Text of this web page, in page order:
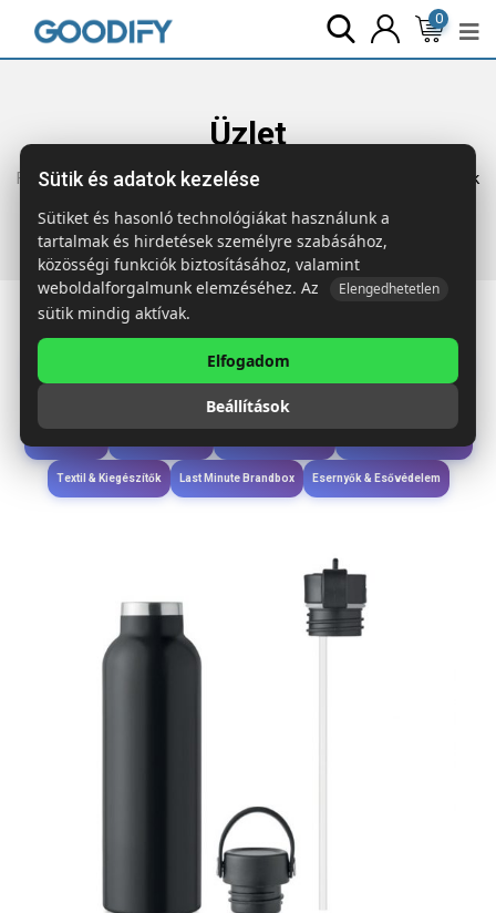
0
Üzlet
Főoldal Termékek Étkezés & Ivás
BOALI Duplafalú palack
700 ml
Étkezés & Ivás
Wellness & Ápolás
Textil & Kiegészítők Last Minute Brandbox Esernyők & Esővédelem
Sütik és adatok kezelése
Sütiket és hasonló technológiákat használunk a
tartalmak és hirdetések személyre szabásához,
közösségi funkciók biztosításához, valamint
weboldalforgalmunk elemzéséhez. Az
Elengedhetetlen
sütik mindig aktívak.
Elfogadom
Beállítások